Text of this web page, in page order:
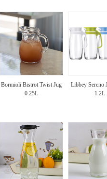
Bormioli Bistrot Twist Jug
0.25L
Libbey Sereno
1.2L